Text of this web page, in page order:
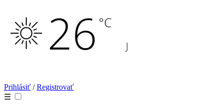
Prihlásiť /Registrovať
☰